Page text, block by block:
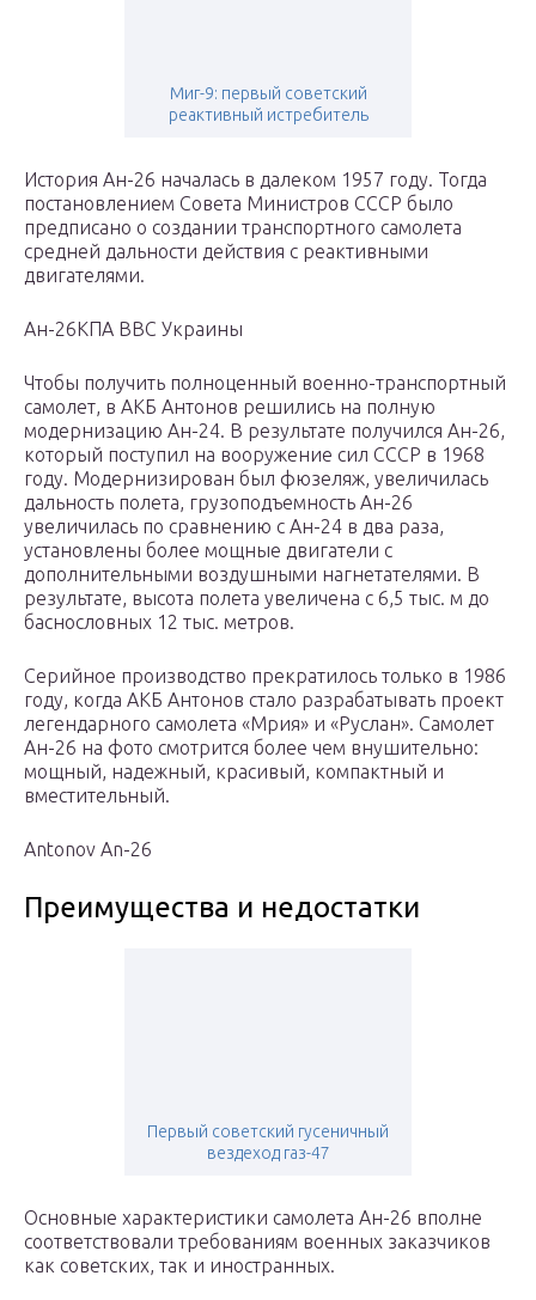
Миг-9: первый советский
реактивный истребитель
История Ан-26 началась в далеком 1957 году. Тогда
постановлением Совета Министров СССР было
предписано о создании транспортного самолета
средней дальности действия с реактивными
двигателями.
Ан-26КПА ВВС Украины
Чтобы получить полноценный военно-транспортный
самолет, в АКБ Антонов решились на полную
модернизацию Ан-24. В результате получился Ан-26,
который поступил на вооружение сил СССР в 1968
году. Модернизирован был фюзеляж, увеличилась
дальность полета, грузоподъемность Ан-26
увеличилась по сравнению с Ан-24 в два раза,
установлены более мощные двигатели с
дополнительными воздушными нагнетателями. В
результате, высота полета увеличена с 6,5 тыс. м до
баснословных 12 тыс. метров.
Серийное производство прекратилось только в 1986
году, когда АКБ Антонов стало разрабатывать проект
легендарного самолета «Мрия» и «Руслан». Самолет
Ан-26 на фото смотрится более чем внушительно:
мощный, надежный, красивый, компактный и
вместительный.
Antonov An-26
Преимущества и недостатки
Первый советский гусеничный
вездеход газ-47
Основные характеристики самолета Ан-26 вполне
соответствовали требованиям военных заказчиков
как советских, так и иностранных.